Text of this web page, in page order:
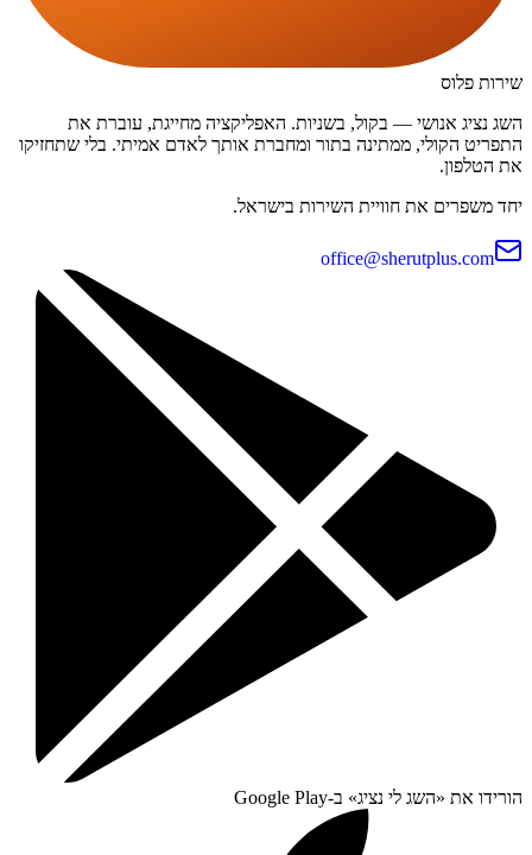
שירות פלוס
השג נציג אנושי — בקול, בשניות. האפליקציה מחייגת, עוברת את
התפריט הקולי, ממתינה בתור ומחברת אותך לאדם אמיתי. בלי שתחזיקו
את הטלפון.
יחד משפרים את חוויית השירות בישראל.
office@sherutplus.com
הורידו את «השג לי נציג» ב-Google Play